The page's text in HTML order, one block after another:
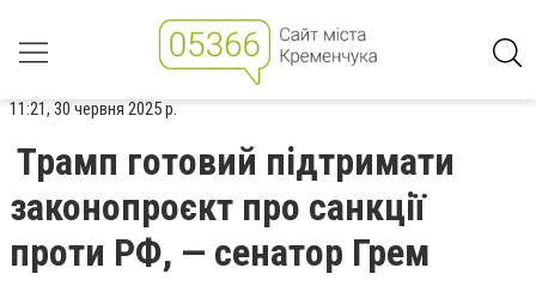
11:21, 30 червня 2025 р.
Трамп готовий підтримати
законопроєкт про санкції
проти РФ, — сенатор Грем